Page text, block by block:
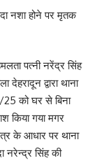
नशा होने पर मृतक
पत्नी नरेंद्र सिंह
देहरादून द्वारा थाना
को घर से बिना
किया गया मगर
के आधार पर थाना
नरेन्द्र सिंह की